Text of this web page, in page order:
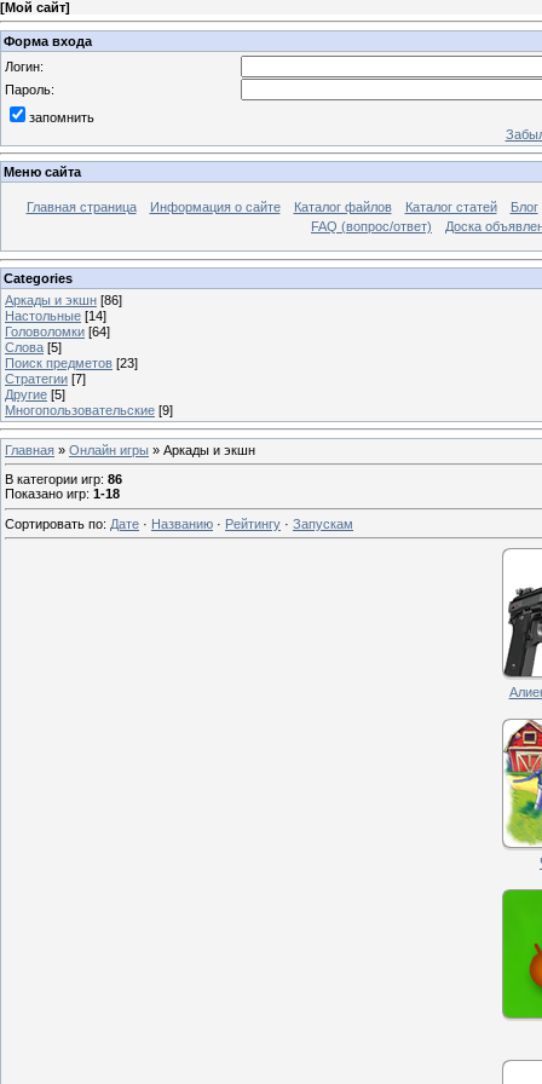
[Мой сайт]
Форма входа
Логин:
Пароль:
запомнить
Меню сайта
Главная страница Информация о сайте Каталог файлов Каталог статей
Блог
FAQ (вопрос/ответ)
Доска
Categories
Аркады и экшн [86]
Настольные [14]
Головоломки [64]
Слова [5]
Поиск предметов [23]
Стратегии [7]
Другие [5]
Многопользовательские [9]
Главная » Онлайн игры » Аркады и экшн
В категории игр: 86
Показано игр: 1-18
Сортировать по: Дате · Названию · Рейтингу · Запускам